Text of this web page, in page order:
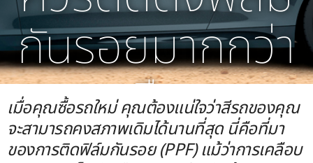
กันรอยมากกว่า
การเคลือบเซรา
เมื่อคุณซื้อรถใหม่ คุณต้องแน่ใจว่าสีรถของคุณ
จะสามารถคงสภาพเดิมได้นานที่สุด นี่คือที่มา
ของการติดฟิล์มกันรอย (PPF) แม้ว่าการเคลือบ